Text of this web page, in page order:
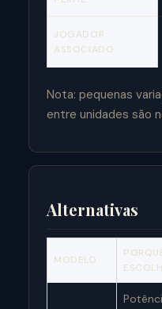
JOGADOR
ASSOCIADO
Nota: pequenas
entre unidades são
Alternativas
MODELO